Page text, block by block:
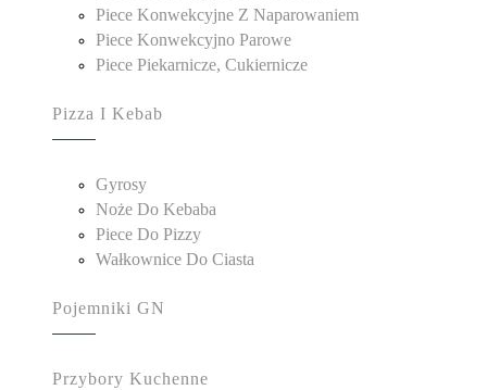
Piece Konwekcyjne Z Naparowaniem
Piece Konwekcyjno Parowe
Piece Piekarnicze, Cukiernicze
Pizza I Kebab
Gyrosy
Noże Do Kebaba
Piece Do Pizzy
Wałkownice Do Ciasta
Pojemniki GN
Przybory Kuchenne